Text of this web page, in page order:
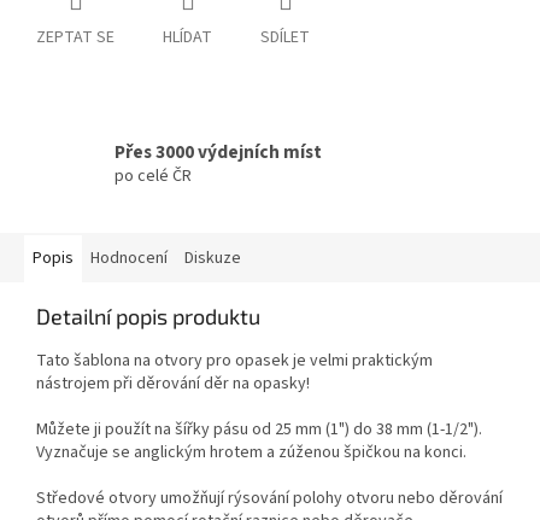
ZEPTAT SE HLÍDAT SDÍLET
Přes 3000 výdejních míst
po celé ČR
Popis Hodnocení Diskuze
Detailní popis produktu
Tato šablona na otvory pro opasek je velmi praktickým
nástrojem při děrování děr na opasky!
Můžete ji použít na šířky pásu od 25 mm (1") do 38 mm (1-1/2").
Vyznačuje se anglickým hrotem a zúženou špičkou na konci.
Středové otvory umožňují rýsování polohy otvoru nebo děrování